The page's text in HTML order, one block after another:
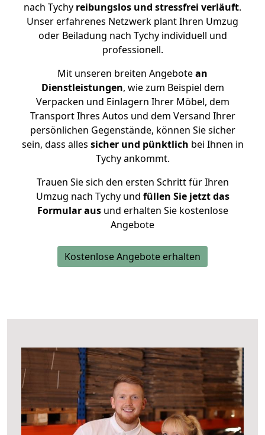
nach Tychy reibungslos und stressfrei verläuft.
Unser erfahrenes Netzwerk plant Ihren Umzug
oder Beiladung nach Tychy individuell und
professionell.
Mit unseren breiten Angebotean
Dienstleistungen, wie zum Beispiel dem
Verpacken und Einlagern Ihrer Möbel, dem
Transport Ihres Autos und dem Versand Ihrer
persönlichen Gegenstände, können Sie sicher
sein, dass alles sicher und pünktlich bei Ihnen in
Tychy ankommt.
Trauen Sie sich den ersten Schritt für Ihren
Umzug nach Tychy und füllen Sie jetzt das
Formular ausund erhalten Sie kostenlose
Angebote
Kostenlose Angebote erhalten